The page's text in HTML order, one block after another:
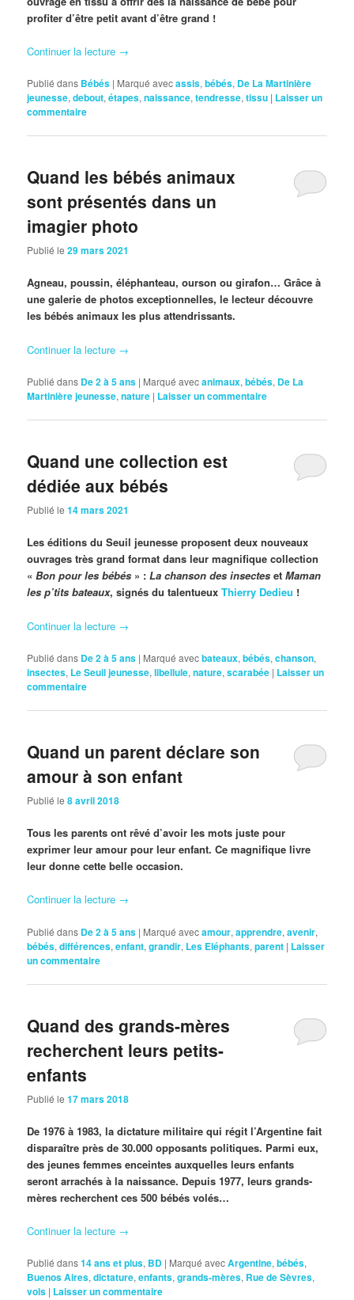
profiter d’être petit avant d’être grand !
Continuer la lecture →
Publié dans Bébés | Marqué avecassis,bébés, De La Martinière
jeunesse,debout,étapes,naissance,tendresse,tissu | Laisser un
commentaire
Quand les bébés animaux
sont présentés dans un
imagier photo
Publié le29 mars 2021
Agneau, poussin, éléphanteau, ourson ou girafon… Grâce à
une galerie de photos exceptionnelles, le lecteur découvre
les bébés animaux les plus attendrissants.
Continuer la lecture →
Publié dans De 2 à 5 ans | Marqué avecanimaux,bébés, De La
Martinière jeunesse,nature | Laisser un commentaire
Quand une collection est
dédiée aux bébés
Publié le14 mars 2021
Les éditions du Seuil jeunesse proposent deux nouveaux
ouvrages très grand format dans leur magnifique collection
«Bon pour les bébés » :La chanson des insectes etMaman
les p’tits bateaux, signés du talentueuxThierry Dedieu !
Continuer la lecture →
Publié dans De 2 à 5 ans | Marqué avecbateaux,bébés,chanson,
insectes, Le Seuil jeunesse,libellule,nature,scarabée | Laisser un
commentaire
Quand un parent déclare son
amour à son enfant
Publié le8 avril 2018
Tous les parents ont rêvé d’avoir les mots juste pour
exprimer leur amour pour leur enfant. Ce magnifique livre
leur donne cette belle occasion.
Continuer la lecture →
Publié dans De 2 à 5 ans | Marqué avecamour,apprendre,avenir,
bébés,différences,enfant,grandir, Les Eléphants,parent | Laisser
un commentaire
Quand des grands-mères
recherchent leurs petits-
enfants
Publié le17 mars 2018
De 1976 à 1983, la dictature militaire qui régit l’Argentine fait
disparaître près de 30.000 opposants politiques. Parmi eux,
des jeunes femmes enceintes auxquelles leurs enfants
seront arrachés à la naissance. Depuis 1977, leurs grands-
mères recherchent ces 500 bébés volés…
Continuer la lecture →
Publié dans14 ans et plus, BD | Marqué avecArgentine,bébés,
Buenos Aires,dictature,enfants,grands-mères, Rue de Sèvres,
vols | Laisser un commentaire